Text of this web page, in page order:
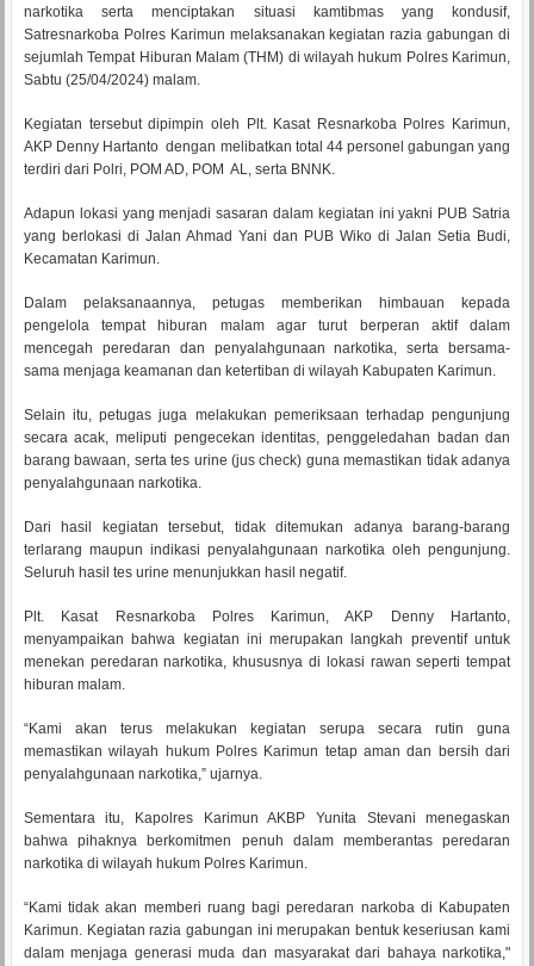
narkotika serta menciptakan situasi kamtibmas yang kondusif,
Satresnarkoba Polres Karimun melaksanakan kegiatan razia gabungan di
sejumlah Tempat Hiburan Malam (THM) di wilayah hukum Polres Karimun,
Sabtu (25/04/2024) malam.
Kegiatan tersebut dipimpin oleh Plt. Kasat Resnarkoba Polres Karimun,
AKP Denny Hartanto dengan melibatkan total 44 personel gabungan yang
terdiri dari Polri, POM AD, POM AL, serta BNNK.
Adapun lokasi yang menjadi sasaran dalam kegiatan ini yakni PUB Satria
yang berlokasi di Jalan Ahmad Yani dan PUB Wiko di Jalan Setia Budi,
Kecamatan Karimun.
Dalam pelaksanaannya, petugas memberikan himbauan kepada
pengelola tempat hiburan malam agar turut berperan aktif dalam
mencegah peredaran dan penyalahgunaan narkotika, serta bersama-
sama menjaga keamanan dan ketertiban di wilayah Kabupaten Karimun.
Selain itu, petugas juga melakukan pemeriksaan terhadap pengunjung
secara acak, meliputi pengecekan identitas, penggeledahan badan dan
barang bawaan, serta tes urine (jus check) guna memastikan tidak adanya
penyalahgunaan narkotika.
Dari hasil kegiatan tersebut, tidak ditemukan adanya barang-barang
terlarang maupun indikasi penyalahgunaan narkotika oleh pengunjung.
Seluruh hasil tes urine menunjukkan hasil negatif.
Plt. Kasat Resnarkoba Polres Karimun, AKP Denny Hartanto,
menyampaikan bahwa kegiatan ini merupakan langkah preventif untuk
menekan peredaran narkotika, khususnya di lokasi rawan seperti tempat
hiburan malam.
“Kami akan terus melakukan kegiatan serupa secara rutin guna
memastikan wilayah hukum Polres Karimun tetap aman dan bersih dari
penyalahgunaan narkotika,” ujarnya.
Sementara itu, Kapolres Karimun AKBP Yunita Stevani menegaskan
bahwa pihaknya berkomitmen penuh dalam memberantas peredaran
narkotika di wilayah hukum Polres Karimun.
“Kami tidak akan memberi ruang bagi peredaran narkoba di Kabupaten
Karimun. Kegiatan razia gabungan ini merupakan bentuk keseriusan kami
dalam menjaga generasi muda dan masyarakat dari bahaya narkotika,"